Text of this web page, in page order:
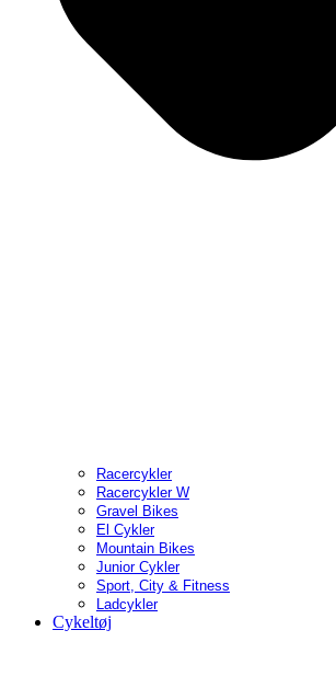
Racercykler
Racercykler W
Gravel Bikes
El Cykler
Mountain Bikes
Junior Cykler
Sport, City & Fitness
Ladcykler
Cykeltøj